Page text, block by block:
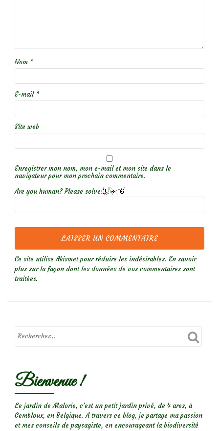
Nom *
E-mail *
Site web
Enregistrer mon nom, mon e-mail et mon site dans le
navigateur pour mon prochain commentaire.
Are you human? Please solve:
Ce site utilise Akismet pour réduire les indésirables. En savoir
plus sur la façon dont les données de vos commentaires sont
traitées.
Bienvenue !
Le jardin de Malorie, c'est un petit jardin privé, de 4 ares, à
Gembloux, en Belgique. A travers ce blog, je partage ma passion
et mes conseils de paysagiste, en encourageant la biodiversité